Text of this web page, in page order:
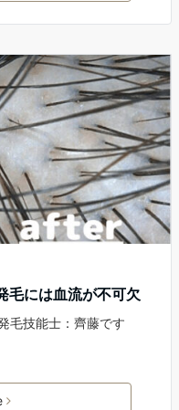
毛には血流が不可欠
毛技能士：齊藤です